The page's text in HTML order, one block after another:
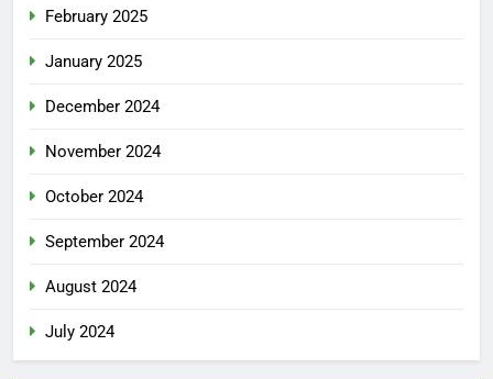
February 2025
January 2025
December 2024
November 2024
October 2024
September 2024
August 2024
July 2024